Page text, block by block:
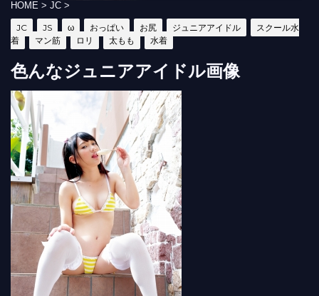
HOME > JC >
JC JS ω おっぱい お尻 ジュニアアイドル
スクール水
着
マン筋 ロリ 太もも 水着
色んなジュニアアイドル画像